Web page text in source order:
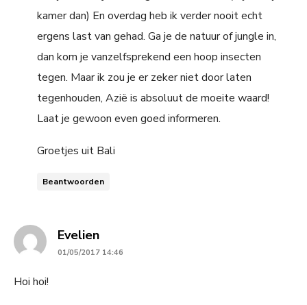
kamer dan) En overdag heb ik verder nooit echt
ergens last van gehad. Ga je de natuur of jungle in,
dan kom je vanzelfsprekend een hoop insecten
tegen. Maar ik zou je er zeker niet door laten
tegenhouden, Azië is absoluut de moeite waard!
Laat je gewoon even goed informeren.
Groetjes uit Bali
Beantwoorden
Eveliensays:
01/05/2017 14:46
Hoi hoi!